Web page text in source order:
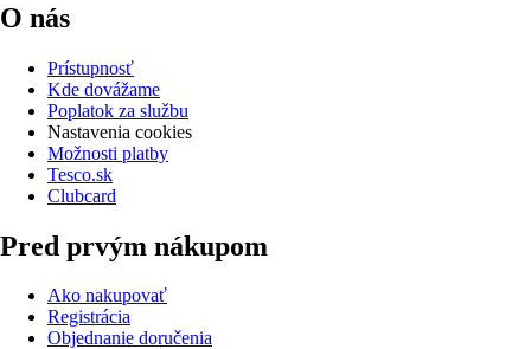
O nás
Prístupnosť
Kde dovážame
Poplatok za službu
Nastavenia cookies
Možnosti platby
Tesco.sk
Clubcard
Pred prvým nákupom
Ako nakupovať
Registrácia
Objednanie doručenia